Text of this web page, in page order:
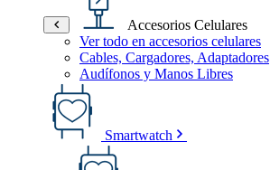
Accesorios Celulares
Ver todo en accesorios celulares
Cables, Cargadores, Adaptadores
Audífonos y Manos Libres
Smartwatch